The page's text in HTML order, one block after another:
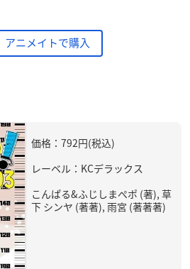
アニメイトで購入
価格：792円(税込)
レーベル：KCデラックス
こんぱる&ふじしまぺポ (著), 草
下 シンヤ (著著), 雨宮 (著著著)